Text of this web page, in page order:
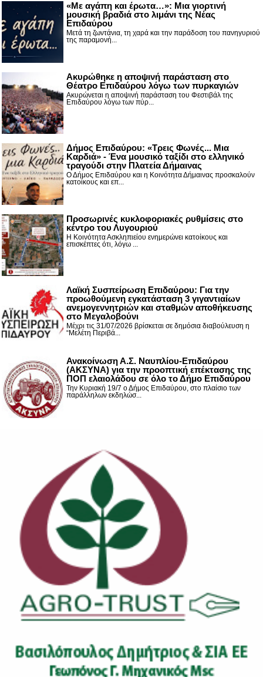
«Με αγάπη και έρωτα…»: Μια γιορτινή
μουσική βραδιά στο λιμάνι της Νέας
Επιδαύρου
Μετά τη ζωντάνια, τη χαρά και την παράδοση του πανηγυριού
της παραμονή...
Ακυρώθηκε η αποψινή παράσταση στο
Θέατρο Επιδαύρου λόγω των πυρκαγιών
Ακυρώνεται η αποψινή παράσταση του Φεστιβάλ της
Επιδαύρου λόγω των πύρ...
Δήμος Επιδαύρου: «Τρεις Φωνές... Μια
Καρδιά» - Ένα μουσικό ταξίδι στο ελληνικό
τραγούδι στην Πλατεία Δήμαινας
Ο Δήμος Επιδαύρου και η Κοινότητα Δήμαινας προσκαλούν
κατοίκους και επ...
Προσωρινές κυκλοφοριακές ρυθμίσεις στο
κέντρο του Λυγουριού
Η Κοινότητα Ασκληπιείου ενημερώνει κατοίκους και
επισκέπτες ότι, λόγω ...
Λαϊκή Συσπείρωση Επιδαύρου: Για την
προωθούμενη εγκατάσταση 3 γιγαντιαίων
ανεμογεννητριών και σταθμών αποθήκευσης
στο Μεγαλοβούνι
Μέχρι τις 31/07/2026 βρίσκεται σε δημόσια διαβούλευση η
“Μελέτη Περιβά...
Ανακοίνωση Α.Σ. Ναυπλίου-Επιδαύρου
(ΑΚΣΥΝΑ) για την προοπτική επέκτασης της
ΠΟΠ ελαιολάδου σε όλο το Δήμο Επιδαύρου
Την Κυριακή 19/7 ο Δήμος Επιδαύρου, στο πλαίσιο των
παράλληλων εκδηλώσ...